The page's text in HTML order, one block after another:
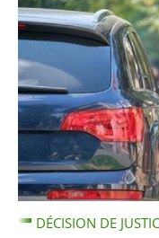
DÉCISION DE